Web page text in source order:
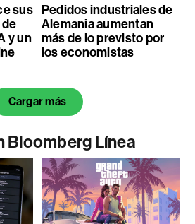
sus
y un
Pedidos industriales de
Alemania aumentan
más de lo previsto por
los economistas
Cargar más
Bloomberg Línea